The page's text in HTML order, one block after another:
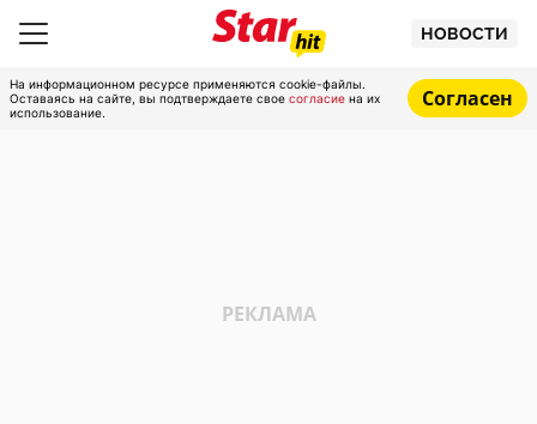
НОВОСТИ
На информационном ресурсе применяются cookie-файлы.
Оставаясь на сайте, вы подтверждаете свое согласие на их
использование.
Согласен